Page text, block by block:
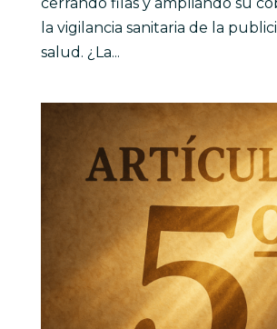
la vigilancia sanitaria de la
salud. ¿La...